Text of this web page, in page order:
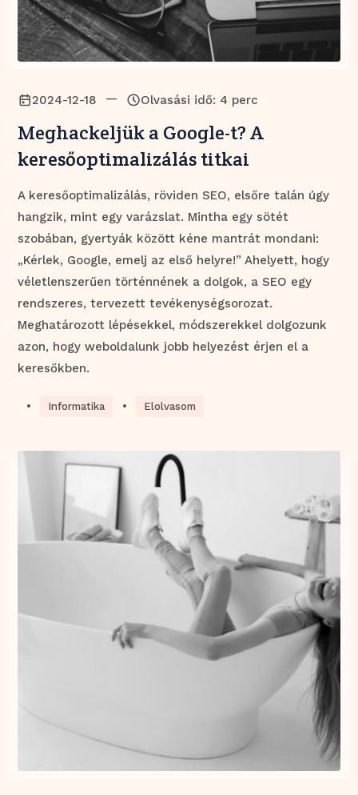
2024-12-18 — Olvasási idő: 4 perc
Meghackeljük a Google-t? A
keresőoptimalizálás titkai
A keresőoptimalizálás, röviden SEO, elsőre talán úgy
hangzik, mint egy varázslat. Mintha egy sötét
szobában, gyertyák között kéne mantrát mondani:
„Kérlek, Google, emelj az első helyre!” Ahelyett, hogy
véletlenszerűen történnének a dolgok, a SEO egy
rendszeres, tervezett tevékenységsorozat.
Meghatározott lépésekkel, módszerekkel dolgozunk
azon, hogy weboldalunk jobb helyezést érjen el a
keresőkben.
• Informatika • Elolvasom